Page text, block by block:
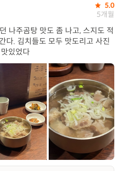
5.0
5개월
나주곰탕 맛도 좀 나고, 스지도 적
다. 김치들도 모두 맛도리고 사진
있었다